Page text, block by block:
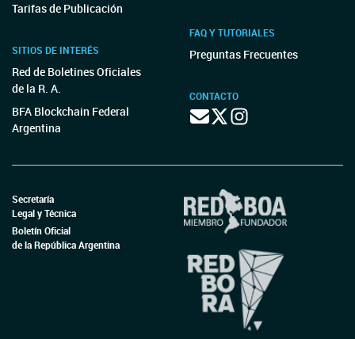
Tarifas de Publicación
SITIOS DE INTERÉS
Red de Boletines Oficiales
de la R. A.
BFA Blockchain Federal
Argentina
FAQ Y TUTORIALES
Preguntas Frecuentes
CONTACTO
Secretaría
Legal y Técnica
Boletín Oficial
de la República Argentina